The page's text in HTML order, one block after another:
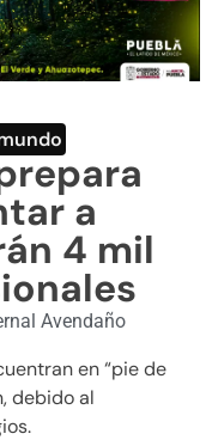
a
4 mil
Avendaño
en “pie de
debido al